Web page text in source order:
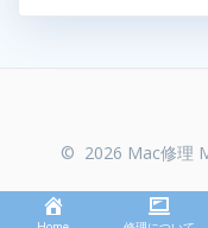
© 2026 Mac修理